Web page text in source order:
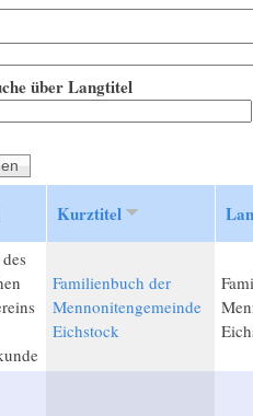
über Langtitel
Kurztitel
Familienbuch der
Mennonitengemeinde
Eichstock